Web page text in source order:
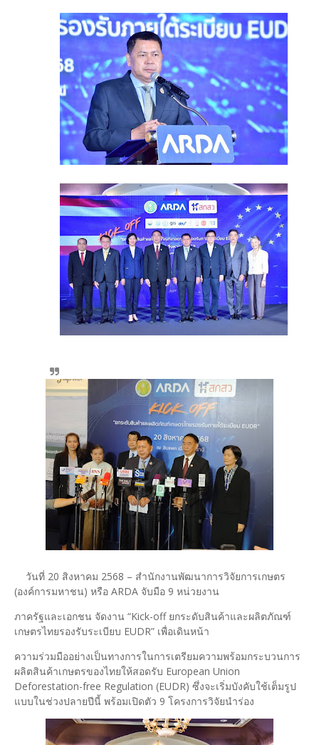
วันที่ 20 สิงหาคม 2568 – สำนักงานพัฒนาการวิจัยการเกษตร
(องค์การมหาชน) หรือ ARDA จับมือ 9 หน่วยงาน
ภาครัฐและเอกชน จัดงาน “Kick-off ยกระดับสินค้าและผลิตภัณฑ์
เกษตรไทยรองรับระเบียบ EUDR” เพื่อเดินหน้า
ความร่วมมืออย่างเป็นทางการในการเตรียมความพร้อมกระบวนการ
ผลิตสินค้าเกษตรของไทยให้สอดรับ European Union
Deforestation-free Regulation (EUDR) ซึ่งจะเริ่มบังคับใช้เต็มรูป
แบบในช่วงปลายปีนี้ พร้อมเปิดตัว 9 โครงการวิจัยนำร่อง